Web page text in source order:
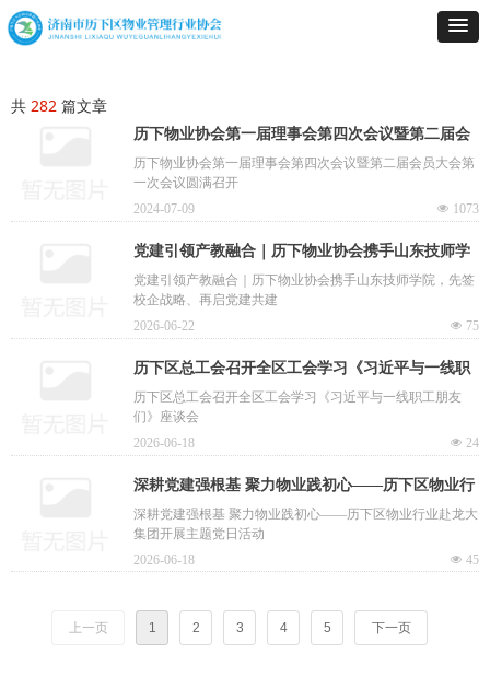
共 282 篇文章
历下物业协会第一届理事会第四次会议暨第二届会
员大会第一次会议圆满召开
历下物业协会第一届理事会第四次会议暨第二届会员大会第
一次会议圆满召开
넶 1073
2024-07-09
党建引领产教融合｜历下物业协会携手山东技师学
院，先签校企战略、再启党建共建
党建引领产教融合｜历下物业协会携手山东技师学院，先签
校企战略、再启党建共建
넶 75
2026-06-22
历下区总工会召开全区工会学习《习近平与一线职
工朋友们》座谈会
历下区总工会召开全区工会学习《习近平与一线职工朋友
们》座谈会
넶 24
2026-06-18
深耕党建强根基 聚力物业践初心——历下区物业行
业赴龙大集团开展主题党日活动
深耕党建强根基 聚力物业践初心——历下区物业行业赴龙大
集团开展主题党日活动
넶 45
2026-06-18
上一页 1 2 3 4 5 下一页